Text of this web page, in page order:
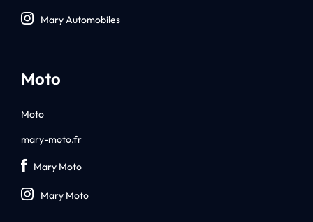
Mary Automobiles
Moto
Moto
mary-moto.fr
Mary Moto
Mary Moto